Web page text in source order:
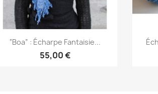
 Aperçu rapide
“Boa” : Écharpe Fantaisie...
55,00 €